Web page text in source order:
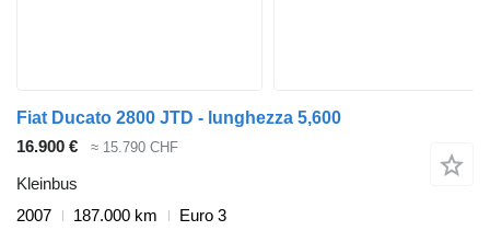
Fiat Ducato 2800 JTD - lunghezza 5,600
16.900 €
≈ 15.790 CHF
Kleinbus
2007
187.000 km
Euro 3